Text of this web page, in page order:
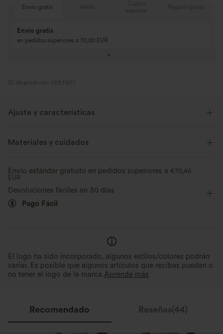
Venta
Compra 3 y llévate 1 gratis
Compra 4 por 3, compra 8 por 6
ID de producto: 02831817
Ajuste y características
Corte recto Cuello redondo
Manga larga
Materiales y cuidados
Envío estándar gratuito en pedidos superiores a €70,46
EUR
Devoluciones fáciles en 30 días
Pago Fácil
El logo ha sido incorporado, algunos estilos/colores podrán
variar. Es posible que algunos artículos que recibas puedan o
no tener el logo de la marca.Aprende más
Recomendado Reseñas(44)